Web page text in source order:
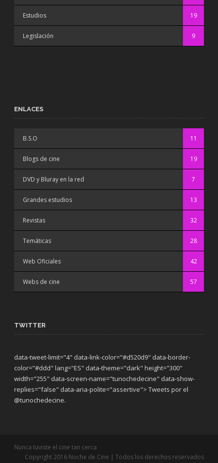
Estudios 19
Legislación 9
ENLACES
B.S.O 11
Blogs de cine 19
DVD y Bluray en la red 7
Grandes estudios 13
Revistas 32
Temáticas 28
Web Oficiales 42
Webs de cine 57
TWITTER
data-tweet-limit="4" data-link-color="#d520d9" data-border-
color="#ddd" lang="ES" data-theme="dark" height="300"
width="255" data-screen-name="tunochedecine" data-show-
replies="false" data-aria-polite="assertive"> Tweets por el
@tunochedecine.
Nunca tuviste el cine tan cerca
Copyright 2016 Noche de Cine | Todos los derechos reservados